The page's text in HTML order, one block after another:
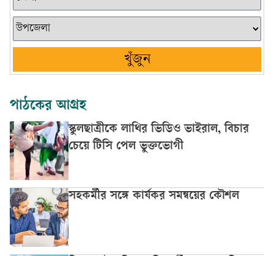
খুঁজুন
পাঠকের আগ্রহ
স্কুলছাত্রীকে লাথির ভিডিও ভাইরাল, বিচার
চেয়ে টিসি পেল ভুক্তভোগী
সহকর্মীর সঙ্গে কার্যকর সমন্বয়ের কৌশল